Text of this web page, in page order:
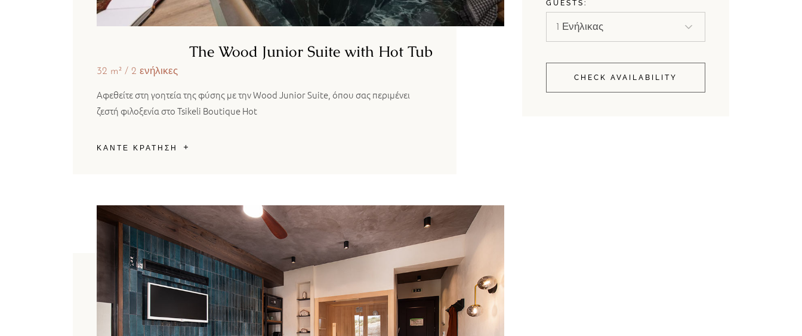
The Wood Junior Suite with Hot Tub
32 m² 2 ενήλικες
Αφεθείτε στη γοητεία της φύσης με την Wood Junior Suite, όπου σας περιμένει
ζεστή φιλοξενία στο Tsikeli Boutique Hot
ΚΑΝΤΕ ΚΡΑΤΗΣΗ
GUESTS:
CHECK AVAILABILITY